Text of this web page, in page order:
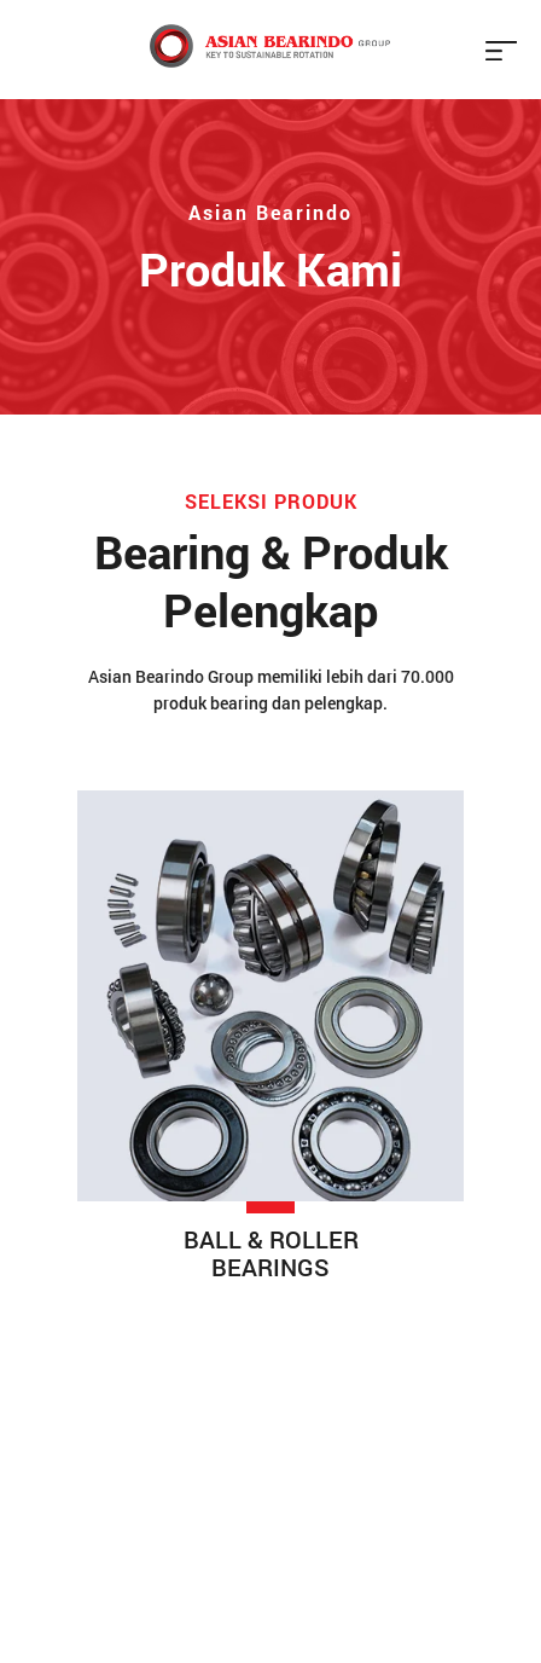
Beranda
Kami
Produk
Galeri
Asian Bearindo
Produk Kami
SELEKSI PRODUK
Bearing & Produk
Pelengkap
Asian Bearindo Group memiliki lebih dari 70.000
produk bearing dan pelengkap.
BALL & ROLLER
BEARINGS